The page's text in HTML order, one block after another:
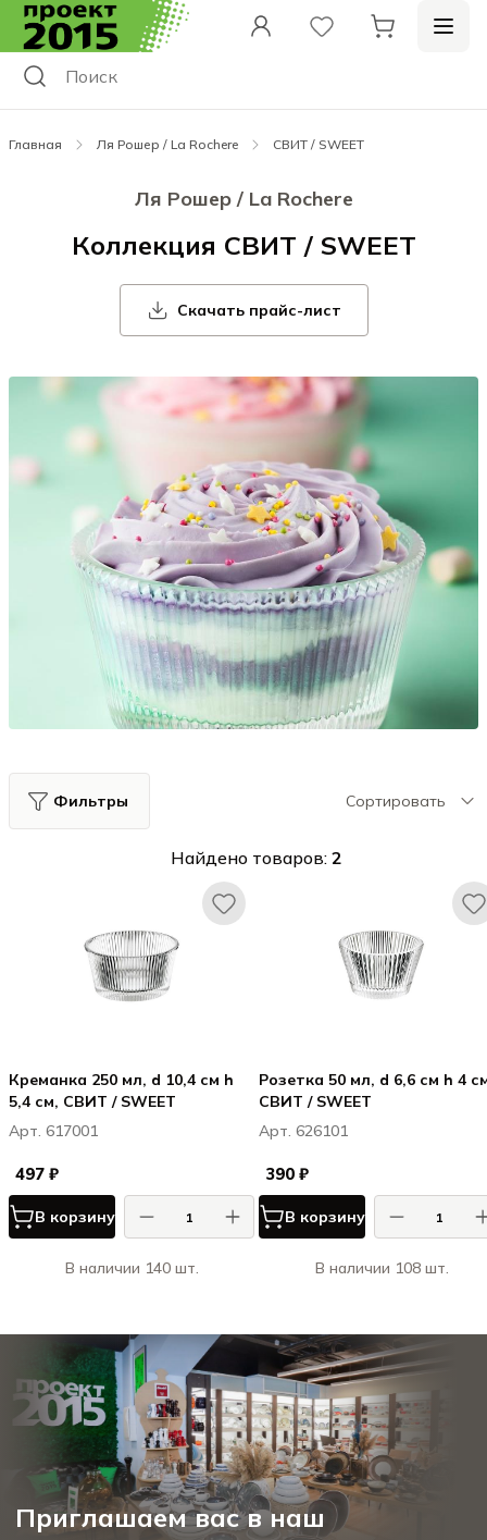
Главная Ля Рошер / La Rochere СВИТ / SWEET
Ля Рошер / La Rochere
Коллекция СВИТ / SWEET
Скачать прайс-лист
Фильтры Сортировать
Найдено товаров: 2
Креманка 250 мл, d 10,4 см h
5,4 см, СВИТ / SWEET
Арт. 617001
497 ₽
В корзину
В наличии 140 шт.
Розетка 50 мл, d 6,6 см h 4
СВИТ / SWEET
Арт. 626101
390 ₽
В корзину
В наличии 108 шт.
Приглашаем вас в наш